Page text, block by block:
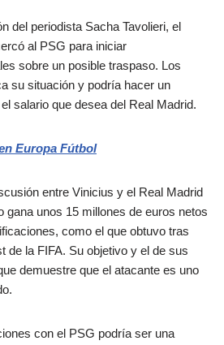
del periodista Sacha Tavolieri, el
al PSG para iniciar
sobre un posible traspaso. Los
su situación y podría hacer un
salario que desea del Real Madrid.
Europa Fútbol
entre Vinicius y el Real Madrid
gana unos 15 millones de euros netos
como el que obtuvo tras
de la FIFA. Su objetivo y el de sus
demuestre que el atacante es uno
con el PSG podría ser una